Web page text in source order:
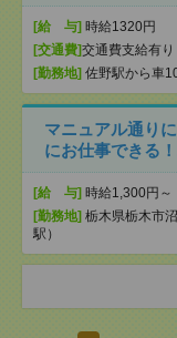
[給 与] 時給1320円
[交通費]交通費支給有り
[勤務地] 佐野駅から車
マニュアル通り
にお仕事できる
[給 与] 時給1,300円～
[勤務地] 栃木県栃木市
駅）